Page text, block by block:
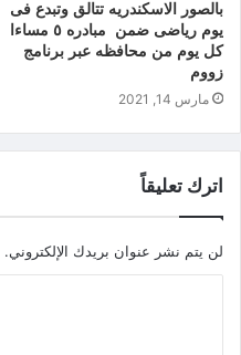
بالصور الاسكندريه تتالق وتبدع فى
يوم رياضى ضمن مبادره ٥ مساءا
كل يوم من محافظه عبر برنامج
زووم
مارس 14, 2021
اترك تعليقاً
لن يتم نشر عنوان بريدك الإلكتروني.